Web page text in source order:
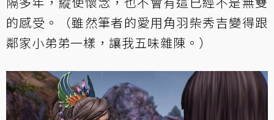
的感受。（雖然筆者的愛用角羽柴秀吉變得跟
鄰家小弟弟一樣，讓我五味雜陳。）